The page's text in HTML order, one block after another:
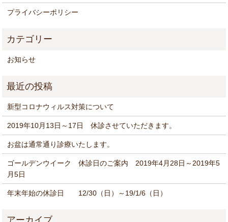
プライバシーポリシー
お知らせ
新型コロナウィルス対策について
2019年10月13日～17日 休診させていただきます。
お盆は通常通り診療いたします。
ゴールデンウイーク 休診日のご案内 2019年4月28日～2019年5
月5日
年末年始の休診日 12/30（日）～19/1/6（日）